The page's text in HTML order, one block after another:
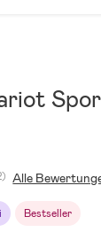
Bestseller
Alle